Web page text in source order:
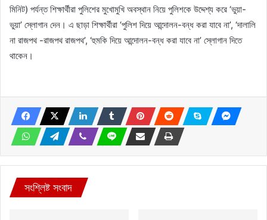
মিনিট) পর্যন্ত শিক্ষার্থীরা পুলিশের মুখোমুখি অবস্থান নিয়ে পুলিশকে উদ্দেশ্য করে ‘ভুয়া-
ভুয়া’ স্লোগান দেন। এ ছাড়া শিক্ষার্থীরা ‘পুলিশ দিয়ে আন্দোলন-বন্ধ করা যাবে না’, ‘দালালি
না রাজপথ -রাজপথ রাজপথ’, ‘হুমকি দিয়ে আন্দোলন-বন্ধ করা যাবে না’ স্লোগান দিতে
থাকেন।
সংশ্লিষ্ট সংবাদ